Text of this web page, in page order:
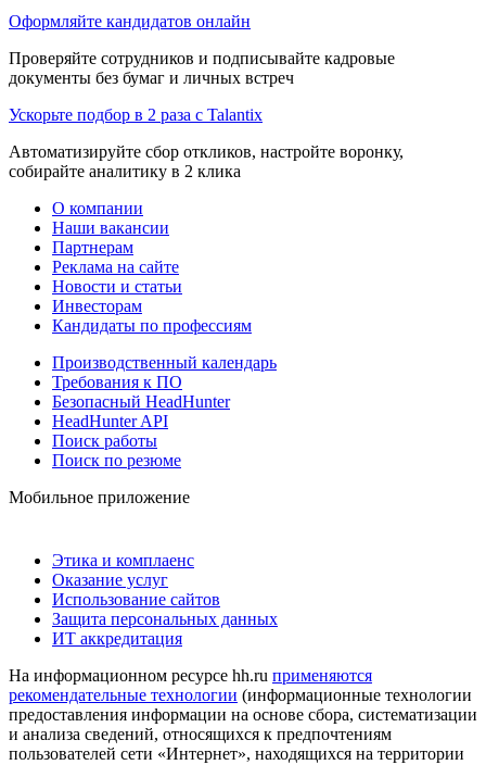
Оформляйте кандидатов онлайн
Проверяйте сотрудников и подписывайте кадровые
документы без бумаг и личных встреч
Ускорьте подбор в 2 раза с Talantix
Автоматизируйте сбор откликов, настройте воронку,
собирайте аналитику в 2 клика
О компании
Наши вакансии
Партнерам
Реклама на сайте
Новости и статьи
Инвесторам
Кандидаты по профессиям
Производственный календарь
Требования к ПО
Безопасный HeadHunter
HeadHunter API
Поиск работы
Поиск по резюме
Мобильное приложение
Этика и комплаенс
Оказание услуг
Использование сайтов
Защита персональных данных
ИТ аккредитация
На информационном ресурсе hh.ru применяются
рекомендательные технологии (информационные технологии
предоставления информации на основе сбора, систематизации
и анализа сведений, относящихся к предпочтениям
пользователей сети «Интернет», находящихся на территории